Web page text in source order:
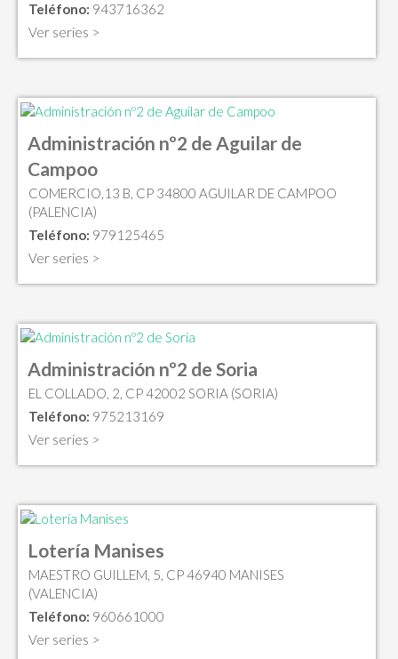
Teléfono: 943716362
Ver series >
Administración nº2 de Aguilar de
Campoo
COMERCIO,13 B, CP 34800 AGUILAR DE CAMPOO
(PALENCIA)
Teléfono: 979125465
Ver series >
Administración nº2 de Soria
EL COLLADO, 2, CP 42002 SORIA (SORIA)
Teléfono: 975213169
Ver series >
Lotería Manises
MAESTRO GUILLEM, 5, CP 46940 MANISES
(VALENCIA)
Teléfono: 960661000
Ver series >